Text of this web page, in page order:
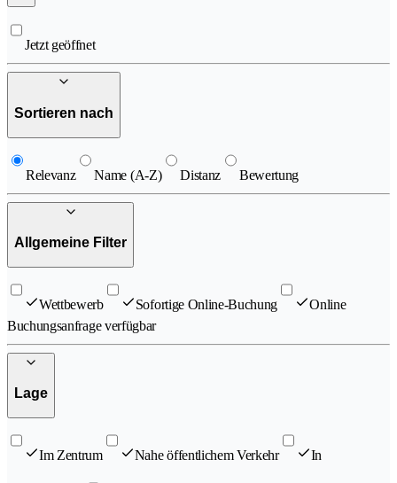
Jetzt geöffnet
Sortieren nach
Relevanz Name (A-Z) Distanz Bewertung
Allgemeine Filter
Wettbewerb Sofortige Online-Buchung
Online
Buchungsanfrage verfügbar
Lage
Im Zentrum Nahe öffentlichem Verkehr In